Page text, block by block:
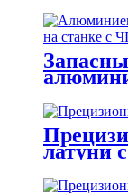
латуни